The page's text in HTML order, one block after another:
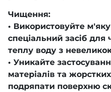
Чищення:
• Використовуйте
спеціальний засіб
теплу воду з
• Уникайте
матеріалів та
подряпати поверхню